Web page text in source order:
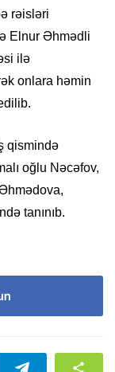
rəisləri
Elnur Əhmədli
ilə
onlara həmin
qismində
oğlu Nəcəfov,
tanınıb.